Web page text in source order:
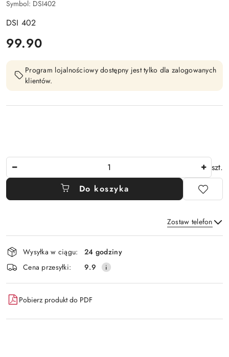
Symbol: DSI402
DSI 402
cena:
99.90
Program lojalnościowy dostępny jest tylko dla zalogowanych
klientów.
szt.
Do koszyka
Zostaw telefon
Wyślij
Dostępność
i
dostawa
Wysyłka w ciągu:
24 godziny
Cena przesyłki:
9.9
Pobierz produkt do PDF